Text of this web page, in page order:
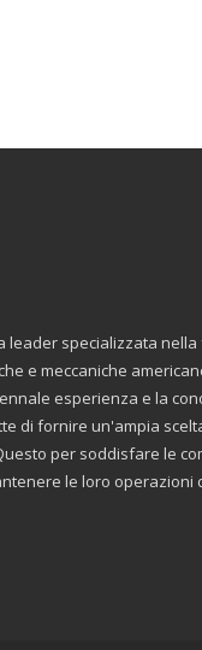
leader specializzata
e meccaniche
esperienza e la
di fornire un'ampia
per soddisfare le
le loro operazioni